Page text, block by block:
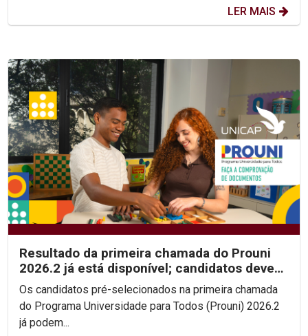
LER MAIS
Resultado da primeira chamada do Prouni
2026.2 já está disponível; candidatos devem
enviar...
Os candidatos pré-selecionados na primeira chamada
do Programa Universidade para Todos (Prouni) 2026.2
já podem...